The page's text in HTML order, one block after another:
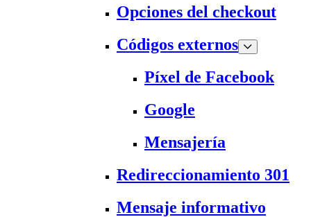
Opciones del checkout
Códigos externos
Píxel de Facebook
Google
Mensajería
Redireccionamiento 301
Mensaje informativo